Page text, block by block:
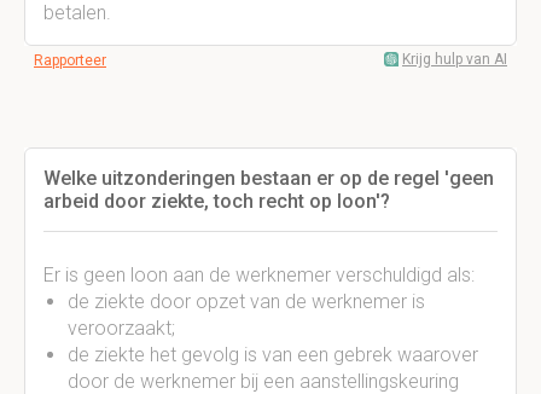
betalen.
Rapporteer Krijg hulp van AI
Welke uitzonderingen bestaan er op de regel 'geen
arbeid door ziekte, toch recht op loon'?
Er is geen loon aan de werknemer verschuldigd als:
de ziekte door opzet van de werknemer is
veroorzaakt;
de ziekte het gevolg is van een gebrek waarover
door de werknemer bij een aanstellingskeuring